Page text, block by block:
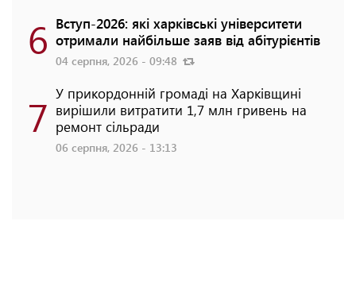
6 Вступ-2026: які харківські університети
отримали найбільше заяв від абітурієнтів
04 серпня, 2026 - 09:48
7 У прикордонній громаді на Харківщині
вирішили витратити 1,7 млн гривень на
ремонт сільради
06 серпня, 2026 - 13:13